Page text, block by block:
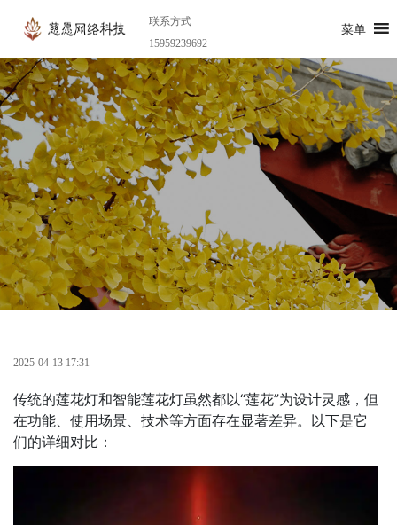
联系方式
15959239692
菜单
2025-04-13 17:31
传统的莲花灯和智能莲花灯虽然都以“莲花”为设计灵感，但
在功能、使用场景、技术等方面存在显著差异。以下是它
们的详细对比：